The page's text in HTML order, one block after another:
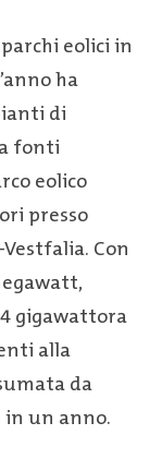
eolici in
ha
di
fonti
eolico
presso
Con
gigawattora
alla
da
in un anno.